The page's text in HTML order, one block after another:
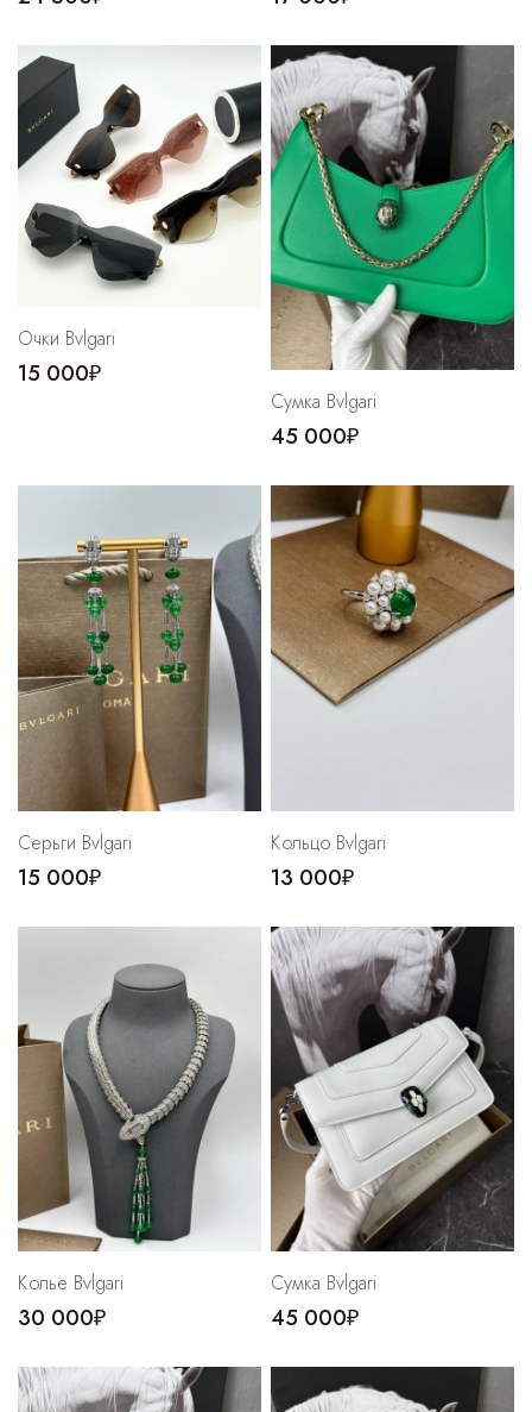
Очки Bvlgari
15 000₽
Cумка Bvlgari
45 000₽
Серьги Bvlgari
15 000₽
Кольцо Bvlgari
13 000₽
Колье Bvlgari
30 000₽
Сумка Bvlgari
45 000₽